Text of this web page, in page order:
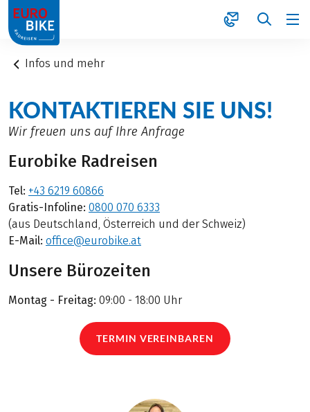
1
Infos und mehr
KONTAKTIEREN SIE UNS!
Wir freuen uns auf Ihre Anfrage
Eurobike Radreisen
Tel: +43 6219 60866
Gratis-Infoline: 0800 070 6333
(aus Deutschland, Österreich und der Schweiz)
E-Mail: office@eurobike.at
Unsere Bürozeiten
Montag - Freitag: 09:00 - 18:00 Uhr
TERMIN VEREINBAREN